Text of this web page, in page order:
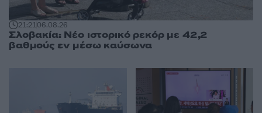
21:2106.08.26
Σλοβακία: Νέο ιστορικό ρεκόρ με 42,2
βαθμούς εν μέσω καύσωνα